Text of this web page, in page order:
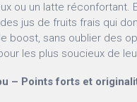
ou un latte réconfortant.
jus de fruits frais qui
boost, sans oublier des
les plus soucieux de
– Points forts et